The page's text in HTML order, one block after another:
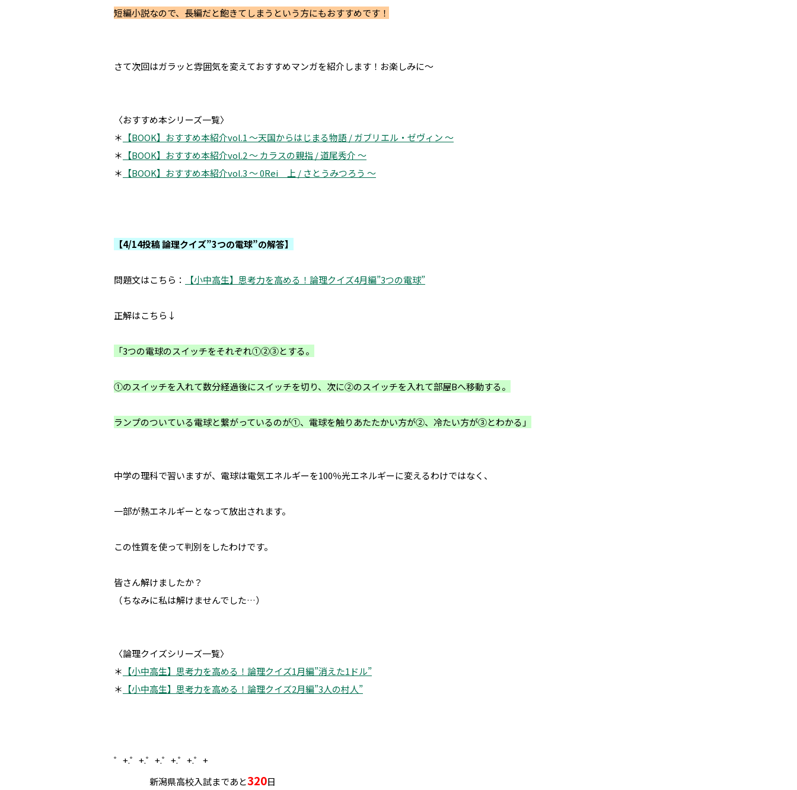
短編小説なので、長編だと飽きてしまうという方にもおすすめです！
さて次回はガラッと雰囲気を変えておすすめマンガを紹介します！お楽しみに～
〈おすすめ本シリーズ一覧〉
＊ 【BOOK】おすすめ本紹介vol.1 ～天国からはじまる物語 / ガブリエル・ゼヴィン ～
＊ 【BOOK】おすすめ本紹介vol.2 ～ カラスの親指 / 道尾秀介 ～
＊ 【BOOK】おすすめ本紹介vol.3 ～ 0Rei 上 / さとうみつろう ～
【4/14投稿 論理クイズ”3つの電球”の解答】
問題文はこちら： 【小中高生】思考力を高める！論理クイズ4月編”3つの電球”
正解はこちら↓
「3つの電球のスイッチをそれぞれ①②③とする。
①のスイッチを入れて数分経過後にスイッチを切り、次に②のスイッチを入れて部屋Bへ移動する。
ランプのついている電球と繋がっているのが①、電球を触りあたたかい方が②、冷たい方が③とわかる」
中学の理科で習いますが、電球は電気エネルギーを100％光エネルギーに変えるわけではなく、
一部が熱エネルギーとなって放出されます。
この性質を使って判別をしたわけです。
皆さん解けましたか？
（ちなみに私は解けませんでした…）
〈論理クイズシリーズ一覧〉
＊ 【小中高生】思考力を高める！論理クイズ1月編”消えた1ドル”
＊ 【小中高生】思考力を高める！論理クイズ2月編”3人の村人”
゜+.――゜+.――゜+.――゜+.――゜+.――゜+
新潟県高校入試まであと320日